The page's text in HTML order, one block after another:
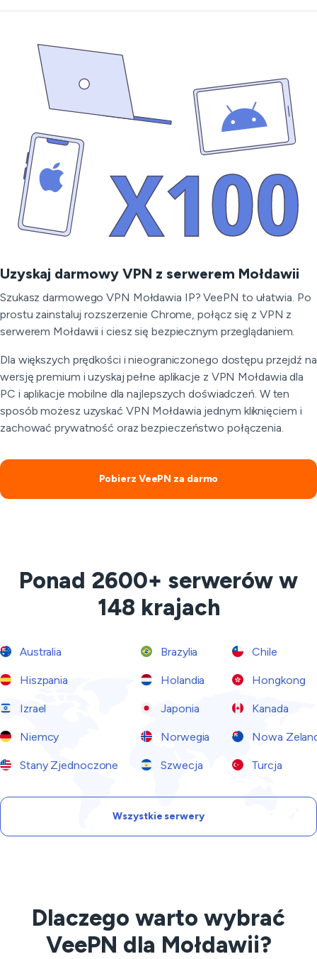
Uzyskaj darmowy VPN z serwerem Mołdawii
Szukasz darmowego VPN Mołdawia IP? VeePN to ułatwia. Po
prostu zainstaluj rozszerzenie Chrome, połącz się z VPN z
serwerem Mołdawii i ciesz się bezpiecznym przeglądaniem.
Dla większych prędkości i nieograniczonego dostępu przejdź na
wersję premium i uzyskaj pełne aplikacje z VPN Mołdawia dla
PC i aplikacje mobilne dla najlepszych doświadczeń. W ten
sposób możesz uzyskać VPN Mołdawia jednym kliknięciem i
zachować prywatność oraz bezpieczeństwo połączenia.
Pobierz VeePN za darmo
Ponad 2600+ serwerów w
148 krajach
Australia Brazylia Chile
Hiszpania Holandia Hongkong
Izrael Japonia Kanada
Niemcy Norwegia Nowa
Stany Zjednoczone Szwecja Turcja
Wszystkie serwery
Dlaczego warto wybrać
VeePN dla Mołdawii?